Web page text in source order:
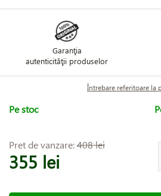
Garanţia
autenticităţii produselor
Întrebare referitoare la
Pe stoc
Pret de vanzare:408 lei
355 lei